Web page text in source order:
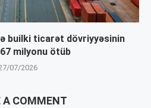
builki ticarət dövriyyəsinin
milyonu ötüb
07/2026
A COMMENT